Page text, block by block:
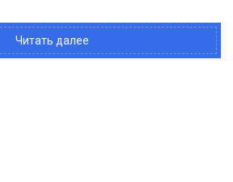
Читать далее